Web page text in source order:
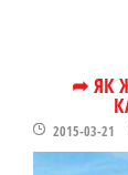
➦ ЯК
2015-03-21